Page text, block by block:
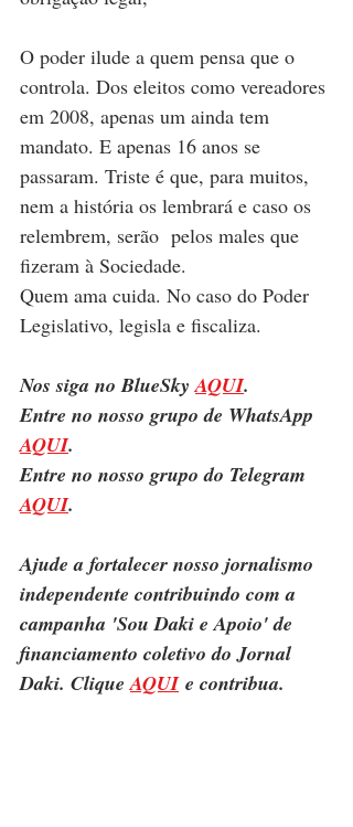
O poder ilude a quem pensa que o
controla. Dos eleitos como vereadores
em 2008, apenas um ainda tem
mandato. E apenas 16 anos se
passaram. Triste é que, para muitos,
nem a história os lembrará e caso os
relembrem, serão  pelos males que
fizeram à Sociedade.
Quem ama cuida. No caso do Poder
Legislativo, legisla e fiscaliza.
Nos siga no BlueSky AQUI.
Entre no nosso grupo de WhatsApp
AQUI.
Entre no nosso grupo do Telegram
AQUI.
Ajude a fortalecer nosso jornalismo
independente contribuindo com a
campanha 'Sou Daki e Apoio' de
financiamento coletivo do Jornal
Daki. Clique AQUI e contribua.